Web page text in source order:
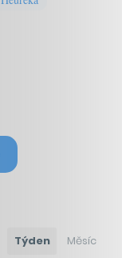
Týden Měsíc